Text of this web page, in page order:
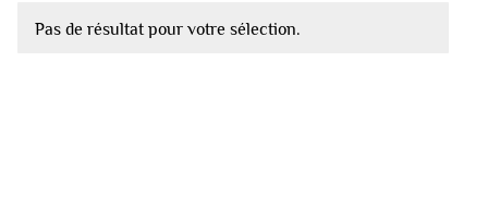
Pas de résultat pour votre sélection.